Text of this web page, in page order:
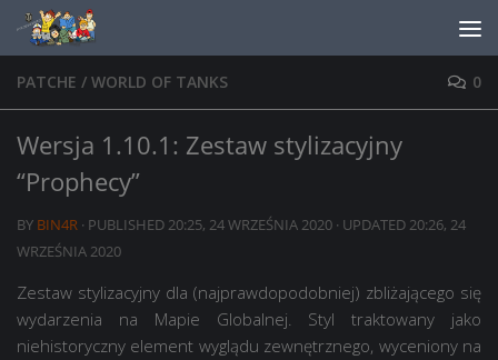
Skip to content
PATCHE / WORLD OF TANKS 0
Wersja 1.10.1: Zestaw stylizacyjny
“Prophecy”
BY BIN4R · PUBLISHED 20:25, 24 WRZEŚNIA 2020 · UPDATED 20:26, 24
WRZEŚNIA 2020
Zestaw stylizacyjny dla (najprawdopodobniej) zbliżającego się
wydarzenia na Mapie Globalnej. Styl traktowany jako
niehistoryczny element wyglądu zewnętrznego, wyceniony na